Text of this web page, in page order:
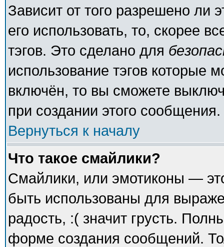
Зависит от того разрешено ли
его использовать, то, скорее
тэгов. Это сделано для
использование тэгов которые
включён, то вы сможете
при создании этого сообщения.
Вернуться к началу
Что такое смайлики?
Смайлики, или эмотиконы —
быть использованы для
радость, :( значит грусть.
форме создания сообщений.